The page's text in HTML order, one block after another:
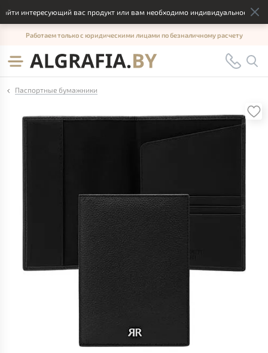
интересующий вас продукт или вам необходимо индивидуальное
Работаем только с юридическими лицами по безналичному расчету
Паспортные бумажники